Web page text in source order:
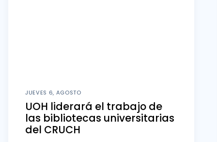
JUEVES 6, AGOSTO
UOH liderará el trabajo de
las bibliotecas universitarias
del CRUCH